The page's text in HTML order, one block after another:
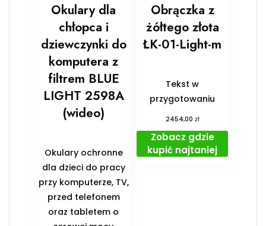
Okulary dla
chłopca i
dziewczynki do
komputera z
filtrem BLUE
LIGHT 2598A
(wideo)
Okulary ochronne
dla dzieci do pracy
przy komputerze, TV,
przed telefonem
oraz tabletem o
Obrączka z
żółtego złota
ŁK-01-Light-m
Tekst w
przygotowaniu
2454,00 zł
Zobacz gdzie
kupić najtaniej